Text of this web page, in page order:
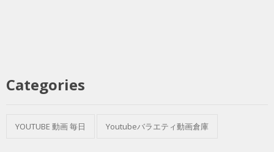
Categories
YOUTUBE 動画 毎日 Youtubeバラエティ動画倉庫